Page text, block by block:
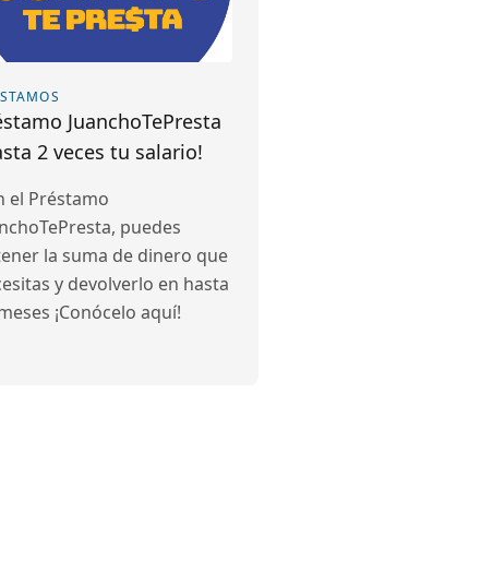
JuanchoTePresta
2 veces tu salario!
el Préstamo
puedes
la suma de dinero que
y devolverlo en hasta
¡Conócelo aquí!